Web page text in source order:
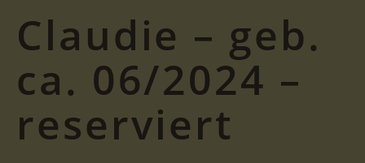
Claudie – geb.
ca. 06/2024 –
reserviert